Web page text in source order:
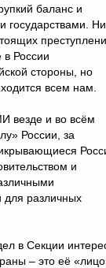
баланс и
государствами.
в России
стороны, но
всем нам.
везде и во всём
России, за
и
для различных
в Секции
– это её